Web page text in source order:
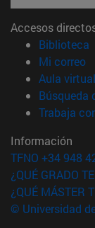
Accesos
Biblioteca
Mi correo
Aula
Búsqueda
Trabaja
Información
TFNO +34 948
¿QUÉ GRADO
¿QUÉ MÁSTER
© Universidad